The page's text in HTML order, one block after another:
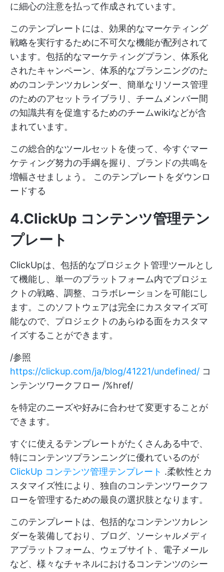
に細心の注意を払って作成されています。
このテンプレートには、効果的なマーケティング
戦略を実行するために不可欠な機能が配列されて
います。包括的なマーケティングプラン、体系化
されたキャンペーン、体系的なプランニングのた
めのコンテンツカレンダー、簡単なリソース管理
のためのアセットライブラリ、チームメンバー間
の知識共有を促進するためのチームwikiなどが含
まれています。
この総合的なツールセットを使って、今すぐマー
ケティング努力の手綱を握り、ブランドの共鳴を
増幅させましょう。 このテンプレートをダウンロ
ードする
4.ClickUp コンテンツ管理テン
プレート
ClickUpは、包括的なプロジェクト管理ツールとし
て機能し、単一のプラットフォーム内でプロジェ
クトの戦略、調整、コラボレーションを可能にし
ます。このソフトウェアは完全にカスタマイズ可
能なので、プロジェクトのあらゆる面をカスタマ
イズすることができます。
/参照
https://clickup.com/ja/blog/41221/undefined/ コ
ンテンツワークフロー /%href/
を特定のニーズや好みに合わせて変更することが
できます。
すぐに使えるテンプレートがたくさんある中で、
特にコンテンツプランニングに優れているのが
ClickUp コンテンツ管理テンプレート .柔軟性とカ
スタマイズ性により、独自のコンテンツワークフ
ローを管理するための最良の選択肢となります。
このテンプレートは、包括的なコンテンツカレン
ダーを装備しており、ブログ、ソーシャルメディ
アプラットフォーム、ウェブサイト、電子メール
など、様々なチャネルにおけるコンテンツのシー